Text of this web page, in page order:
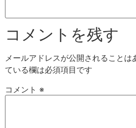
コメントを残す
メールアドレスが公開されることは
ている欄は必須項目です
コメント ※